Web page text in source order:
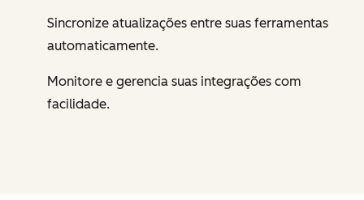
Sincronize atualizações entre suas ferramentas
automaticamente.
Monitore e gerencia suas integrações com
facilidade.